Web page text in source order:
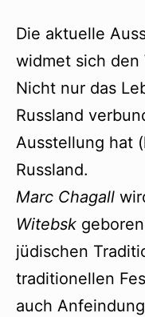
Die aktuelle
widmet sich den
Nicht nur das
Russland
Ausstellung hat
Russland.
Marc Chagall
Witebsk
jüdischen
traditionellen
auch